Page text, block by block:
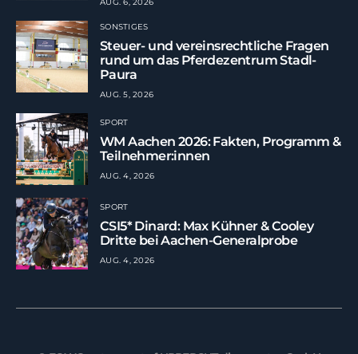
AUG. 6, 2026
SONSTIGES
Steuer- und vereinsrechtliche Fragen
rund um das Pferdezentrum Stadl-
Paura
AUG. 5, 2026
SPORT
WM Aachen 2026: Fakten, Programm &
Teilnehmer:innen
AUG. 4, 2026
SPORT
CSI5* Dinard: Max Kühner & Cooley
Dritte bei Aachen-Generalprobe
AUG. 4, 2026